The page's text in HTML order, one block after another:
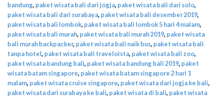
bandung, paket wisata bali dari jogja, paket wisata bali dari solo,
paket wisata bali dari surabaya, paket wisata bali desember 2019,
paket wisata bali lombok, paket wisata bali lombok 5 hari 4 malam,
paket wisata bali murah, paket wisata bali murah 2019, paket wisata
bali murah backpacker, paket wisata bali naik bus, paket wisata bali
tanpa hotel, paket wisata bali traveloista, paket wisata bali zoo,
paket wisata bandung bali, paket wisata bandung bali 2019, paket
wisata batam singapore, paket wisata batam singapore 2 hari 1
malam, paket wisata cruise singapore, paket wisata dari jogja ke bali,
paket wisata dari surabaya ke bali, paket wisata di bali, paket wisata